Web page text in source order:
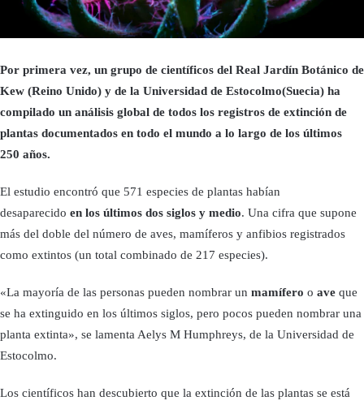
Por primera vez, un grupo de científicos del Real Jardín Botánico de
Kew (Reino Unido) y de la Universidad de Estocolmo(Suecia) ha
compilado un análisis global de todos los registros de extinción de
plantas documentados en todo el mundo a lo largo de los últimos
250 años.
El estudio encontró que 571 especies de plantas habían
desaparecido en los últimos dos siglos y medio. Una cifra que supone
más del doble del número de aves, mamíferos y anfibios registrados
como extintos (un total combinado de 217 especies).
«La mayoría de las personas pueden nombrar un mamífero o ave que
se ha extinguido en los últimos siglos, pero pocos pueden nombrar una
planta extinta», se lamenta Aelys M Humphreys, de la Universidad de
Estocolmo.
Los científicos han descubierto que la extinción de las plantas se está